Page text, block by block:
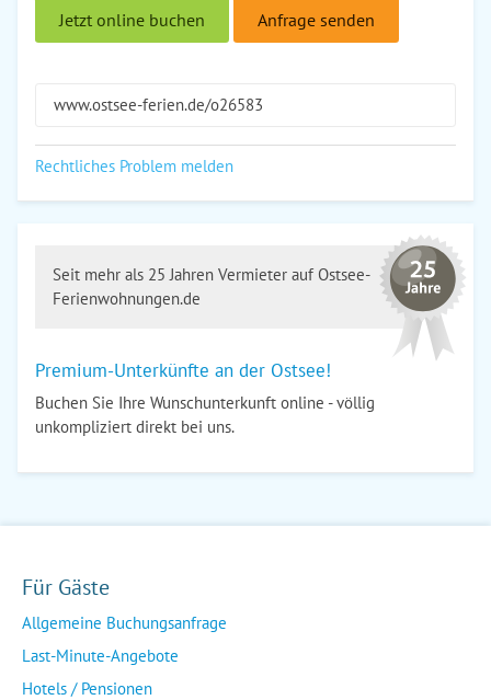
Jetzt online buchen Anfrage senden
www.ostsee-ferien.de/o26583
Rechtliches Problem melden
Seit mehr als 25 Jahren Vermieter auf Ostsee-
Ferienwohnungen.de
Premium-Unterkünfte an der Ostsee!
Buchen Sie Ihre Wunschunterkunft online - völlig
unkompliziert direkt bei uns.
Für Gäste
Allgemeine Buchungsanfrage
Last-Minute-Angebote
Hotels / Pensionen